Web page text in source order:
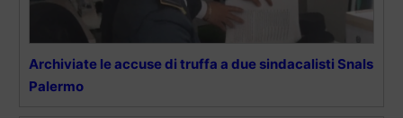
Archiviate le accuse di truffa a due sindacalisti Snals
Palermo